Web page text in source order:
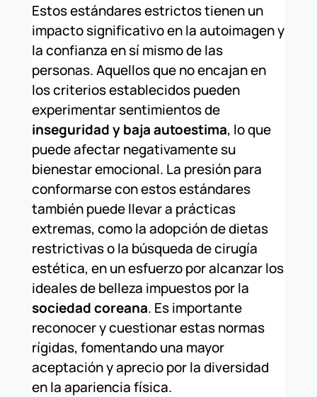
Estos estándares estrictos tienen un
impacto significativo en la autoimagen y
la confianza en sí mismo de las
personas. Aquellos que no encajan en
los criterios establecidos pueden
experimentar sentimientos de
inseguridad y baja autoestima, lo que
puede afectar negativamente su
bienestar emocional. La presión para
conformarse con estos estándares
también puede llevar a prácticas
extremas, como la adopción de dietas
restrictivas o la búsqueda de cirugía
estética, en un esfuerzo por alcanzar los
ideales de belleza impuestos por la
sociedad coreana. Es importante
reconocer y cuestionar estas normas
rígidas, fomentando una mayor
aceptación y aprecio por la diversidad
en la apariencia física.